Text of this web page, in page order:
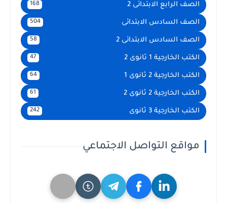
الصف الرابع الابتدائى 2 168
الصف السادس الابتدائى 504
الصف السادس الابتدائى 2 58
الكتب الخارجية 1 ثانوى 2 47
الكتب الخارجية 2 ثانوى 1 64
الكتب الخارجية 2 ثانوى 2 61
الكتب الخارجية 3 ثانوى 242
مواقع التواصل الاجتماعي